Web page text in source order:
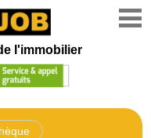
l'immobilier